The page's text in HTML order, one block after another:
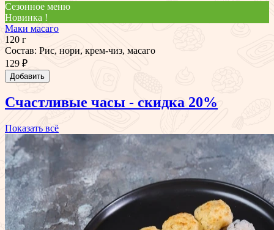
Сезонное меню
Новинка !
Маки масаго
120 г
Состав: Рис, нори, крем-чиз, масаго
129 ₽
Добавить
Счастливые часы - скидка 20%
Показать всё